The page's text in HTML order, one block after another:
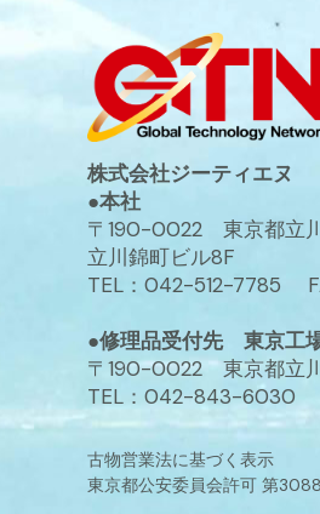
株式会社ジーティエヌ
●本社
〒190-0022 東京都立
立川錦町ビル8F
TEL：042-512-7785
●修理品受付先 東京工
〒190-0022 東京都立
TEL：042-843-6030
古物営業法に基づく表示
東京都公安委員会許可 第